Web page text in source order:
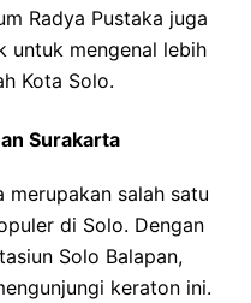
Radya Pustaka juga
untuk mengenal lebih
Kota Solo.
Surakarta
merupakan salah satu
di Solo. Dengan
Solo Balapan,
keraton ini.